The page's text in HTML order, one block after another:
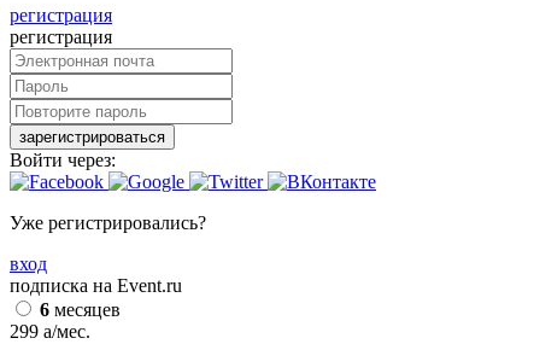
регистрация
регистрация
зарегистрироваться
Войти через:
Уже регистрировались?
вход
подписка на Event.ru
6 месяцев
299 a/мес.